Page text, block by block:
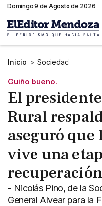
Domingo 9 de Agosto de 2026
Inicio > Sociedad
Guiño bueno.
El
Rural
aseguró que
vive una
recuperación
- Nicolás Pino, de la
General Alvear para la